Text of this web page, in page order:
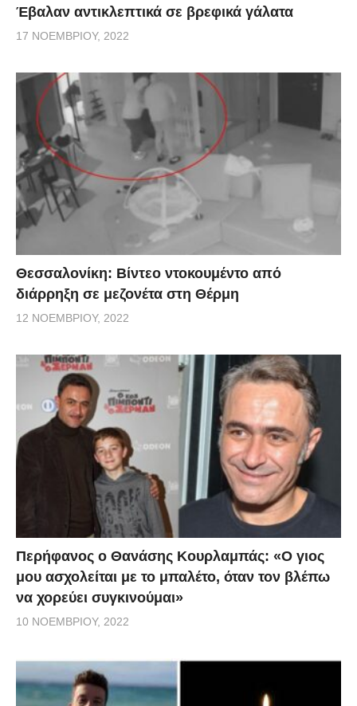
Έβαλαν αντικλεπτικά σε βρεφικά γάλατα
17 ΝΟΕΜΒΡΊΟΥ, 2022
Θεσσαλονίκη: Βίντεο ντοκουμέντο από
διάρρηξη σε μεζονέτα στη Θέρμη
12 ΝΟΕΜΒΡΊΟΥ, 2022
Περήφανος ο Θανάσης Κουρλαμπάς: «Ο γιος
μου ασχολείται με το μπαλέτο, όταν τον βλέπω
να χορεύει συγκινούμαι»
10 ΝΟΕΜΒΡΊΟΥ, 2022